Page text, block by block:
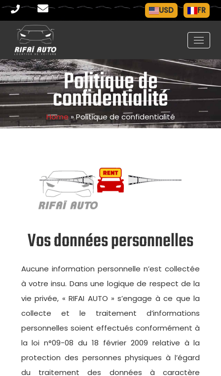
USD FR
Politique de
confidentialité
Home»Politique de confidentialité
Vos données personnelles
Aucune information personnelle n’est collectée
à votre insu. Dans une logique de respect de la
vie privée, « RIFAI AUTO » s’engage à ce que la
collecte et le traitement d’informations
personnelles soient effectués conformément à
la loi n°09-08 du 18 février 2009 relative à la
protection des personnes physiques à l’égard
du traitement des données à caractère